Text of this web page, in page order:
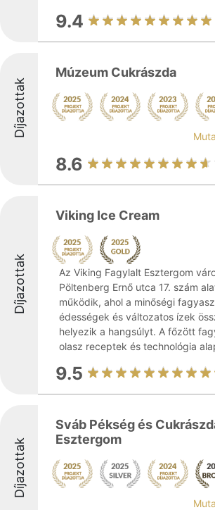
9.4
Díjazottak
Múzeum Cukrászda
8.6
Díjazottak
Viking Ice Cream
Az Viking Fagylalt Esztergom
Pöltenberg Ernő utca 17. szám
működik, ahol a minőségi
édességek és változatos ízek
helyezik a hangsúlyt. A főzött
olasz receptek és technológia
9.5
Díjazottak
Sváb Pékség és
Esztergom